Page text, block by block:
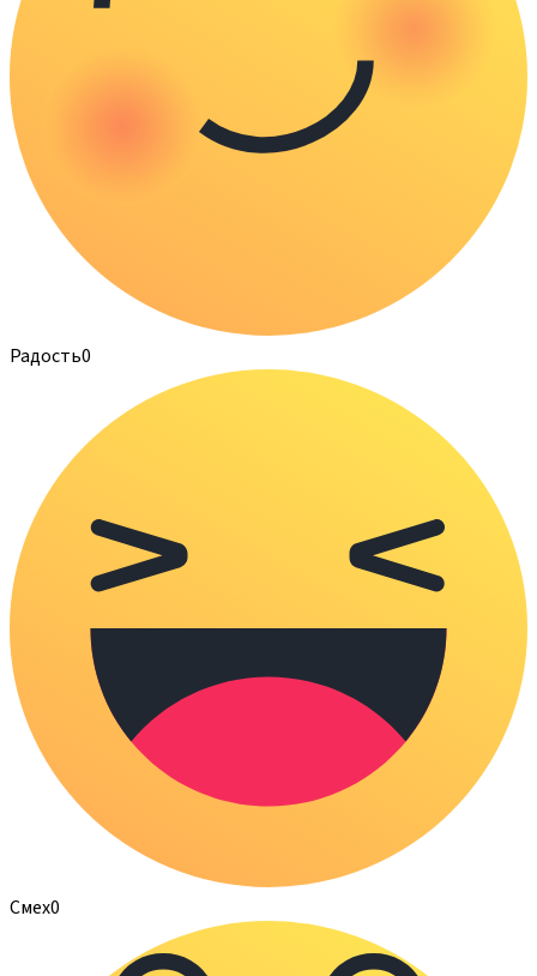
Радость0
Смех0